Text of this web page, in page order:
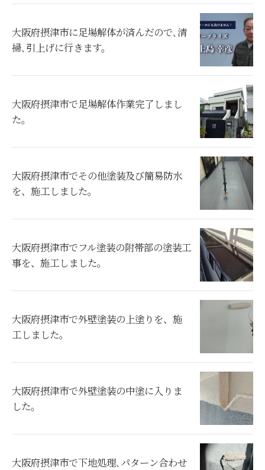
大阪府摂津市に足場解体が済んだので､清
掃､引上げに行きます。
大阪府摂津市で足場解体作業完了しまし
た。
大阪府摂津市でその他塗装及び簡易防水
を、施工しました。
大阪府摂津市でフル塗装の附帯部の塗装工
事を、施工しました。
大阪府摂津市で外壁塗装の上塗りを、施
工しました。
大阪府摂津市で外壁塗装の中塗に入りま
した。
大阪府摂津市で下地処理､パターン合わせ